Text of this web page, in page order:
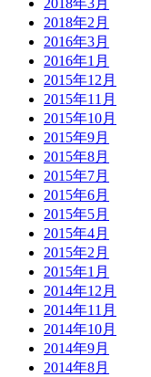
2018年3月
2018年2月
2016年3月
2016年1月
2015年12月
2015年11月
2015年10月
2015年9月
2015年8月
2015年7月
2015年6月
2015年5月
2015年4月
2015年2月
2015年1月
2014年12月
2014年11月
2014年10月
2014年9月
2014年8月